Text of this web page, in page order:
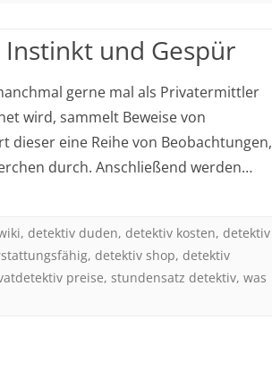
und Gespür
gerne mal als Privatermittler
wird, sammelt Beweise von
dieser eine Reihe von Beobachtungen,
durch. Anschließend werden…
, detektiv duden, detektiv kosten, detektiv
, detektiv shop, detektiv
preise, stundensatz detektiv, was